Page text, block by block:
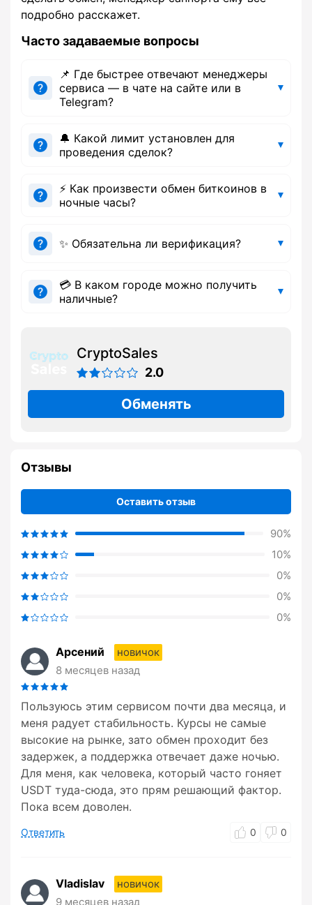
подробно расскажет.
Часто задаваемые вопросы
📌 Где быстрее отвечают менеджеры
сервиса — в чате на сайте или в
Telegram?
🔔 Какой лимит установлен для
проведения сделок?
⚡ Как произвести обмен биткоинов в
ночные часы?
✨ Обязательна ли верификация?
💳 В каком городе можно получить
наличные?
CryptoSales
2.0
Обменять
Отзывы
Оставить отзыв
90%
10%
0%
0%
0%
Арсений
новичок
8 месяцев назад
Пользуюсь этим сервисом почти два месяца, и
меня радует стабильность. Курсы не самые
высокие на рынке, зато обмен проходит без
задержек, а поддержка отвечает даже ночью.
Для меня, как человека, который часто гоняет
USDT туда-сюда, это прям решающий фактор.
Пока всем доволен.
Ответить 0 0
Vladislav
новичок
9 месяцев назад